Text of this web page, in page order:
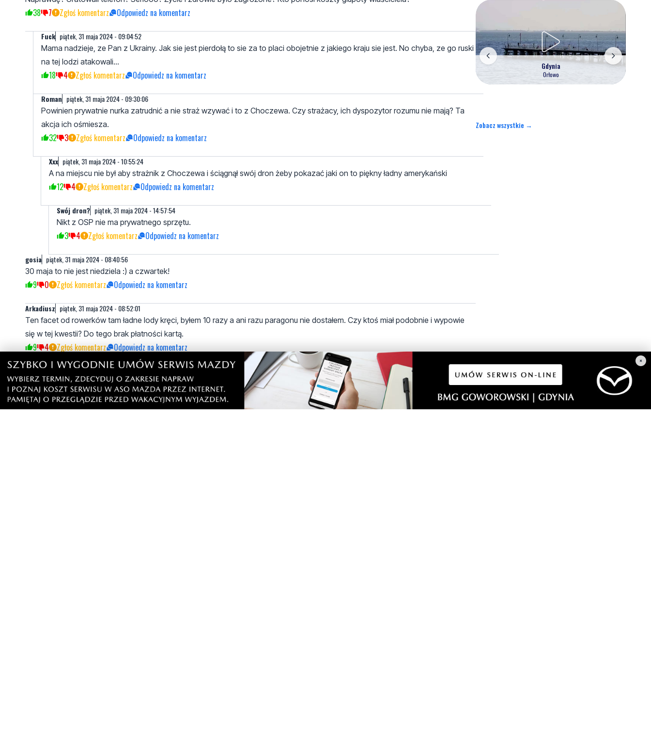
38 7 Zgłoś komentarz Odpowiedz na komentarz
Fuck piątek, 31 maja 2024 - 09:04:52
Mama nadzieje, ze Pan z Ukrainy. Jak sie jest pierdołą to sie za to placi obojetnie z jakiego kraju sie jest. No chyba, ze go ruski
na tej lodzi atakowali...
18 4 Zgłoś komentarz Odpowiedz na komentarz
Roman piątek, 31 maja 2024 - 09:30:06
Powinien prywatnie nurka zatrudnić a nie straż wzywać i to z Choczewa. Czy strażacy, ich dyspozytor rozumu nie mają? Ta
akcja ich ośmiesza.
32 3 Zgłoś komentarz Odpowiedz na komentarz
Xxx piątek, 31 maja 2024 - 10:55:24
A na miejscu nie był aby strażnik z Choczewa i ściągnął swój dron żeby pokazać jaki on to piękny ładny amerykański
12 4 Zgłoś komentarz Odpowiedz na komentarz
Swój dron? piątek, 31 maja 2024 - 14:57:54
Nikt z OSP nie ma prywatnego sprzętu.
3 4 Zgłoś komentarz Odpowiedz na komentarz
gosia piątek, 31 maja 2024 - 08:40:56
30 maja to nie jest niedziela :) a czwartek!
9 0 Zgłoś komentarz Odpowiedz na komentarz
Arkadiusz piątek, 31 maja 2024 - 08:52:01
Ten facet od rowerków tam ładne lody kręci, byłem 10 razy a ani razu paragonu nie dostałem. Czy ktoś miał podobnie i wypowie
się w tej kwestii? Do tego brak płatności kartą.
9 4 Zgłoś komentarz Odpowiedz na komentarz
Fuck piątek, 31 maja 2024 - 09:01:52
Jezeli odpowiesz sobie na pytanie, od kogo ma pozwolenie to już bedziesz wiedział dlaczego nie potrzebuje paragonow.
Starałem sie o podobne pozwolenie 5 LAT prawie i gdy juz odpuscilem to pojawil sie owy Pan z moim pomyslem.
13 1 Zgłoś komentarz Odpowiedz na komentarz
Gdynia
Orłowo
Zobacz wszystkie →
×